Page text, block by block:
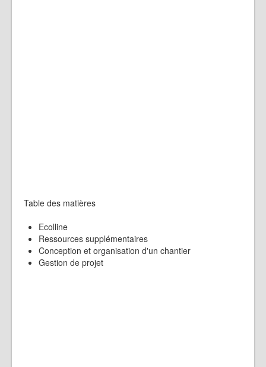
Table des matières
Ecolline
Ressources supplémentaires
Conception et organisation d'un chantier
Gestion de projet